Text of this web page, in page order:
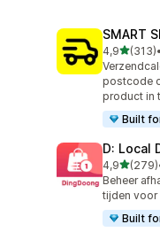
SMART
4,9van 5
(313)
313 •
postcode
product in
Built
D: Local
4,9van 5
(279)
279
Beheer
tijden voor
Built